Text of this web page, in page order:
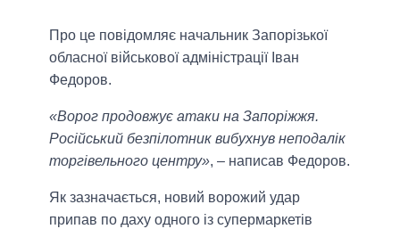
Про це повідомляє начальник Запорізької
обласної військової адміністрації Іван
Федоров.
«Ворог продовжує атаки на Запоріжжя.
Російський безпілотник вибухнув неподалік
торгівельного центру», – написав Федоров.
Як зазначається, новий ворожий удар
припав по даху одного із супермаркетів